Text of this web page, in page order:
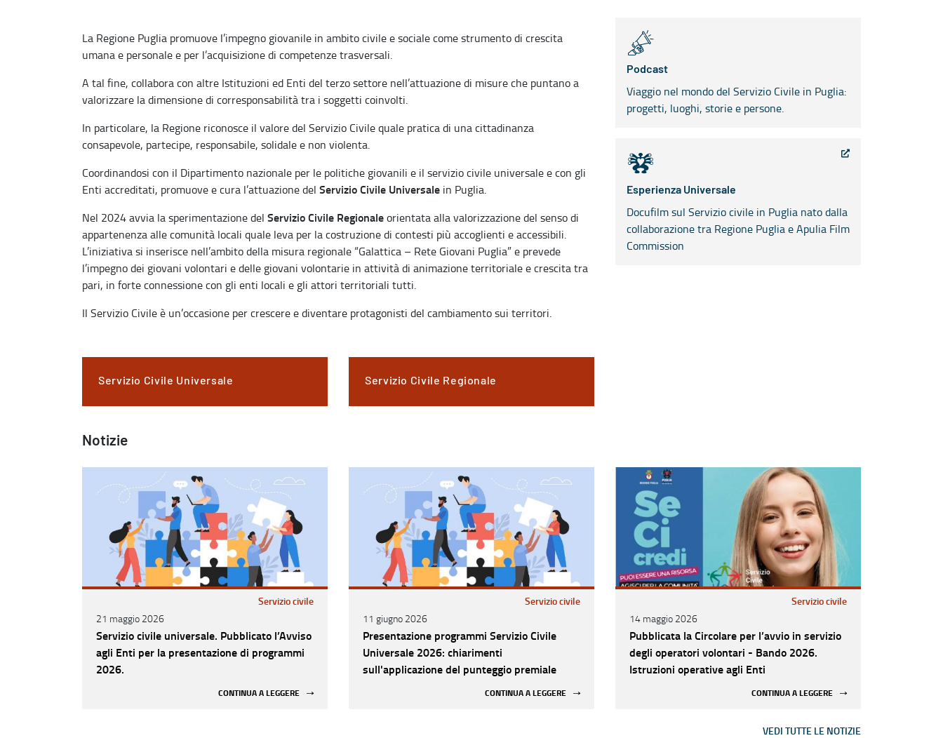
La Regione Puglia promuove l’impegno giovanile in ambito civile e sociale come strumento di crescita
umana e personale e per l’acquisizione di competenze trasversali.
A tal fine, collabora con altre Istituzioni ed Enti del terzo settore nell’attuazione di misure che puntano a
valorizzare la dimensione di corresponsabilità tra i soggetti coinvolti.
In particolare, la Regione riconosce il valore del Servizio Civile quale pratica di una cittadinanza
consapevole, partecipe, responsabile, solidale e non violenta.
Coordinandosi con il Dipartimento nazionale per le politiche giovanili e il servizio civile universale e con gli
Enti accreditati, promuove e cura l’attuazione del Servizio Civile Universale in Puglia.
Nel 2024 avvia la sperimentazione del Servizio Civile Regionaleorientata alla valorizzazione del senso di
appartenenza alle comunità locali quale leva per la costruzione di contesti più accoglienti e accessibili.
L’iniziativa si inserisce nell’ambito della misura regionale “Galattica – Rete Giovani Puglia” e prevede
l’impegno dei giovani volontari e delle giovani volontarie in attività di animazione territoriale e crescita tra
pari, in forte connessione con gli enti locali e gli attori territoriali tutti.
Il Servizio Civile è un’occasione per crescere e diventare protagonisti del cambiamento sui territori.
Podcast
Viaggio nel mondo del Servizio Civile in Puglia:
progetti, luoghi, storie e persone.
Esperienza Universale
Docufilm sul Servizio civile in Puglia nato dalla
collaborazione tra Regione Puglia e Apulia Film
Commission
Servizio Civile Universale Servizio Civile Regionale
Notizie
Servizio civile
21 maggio 2026
Servizio civile universale. Pubblicato l’Avviso
agli Enti per la presentazione di programmi
2026.
CONTINUA A LEGGERE
Servizio civile
11 giugno 2026
Presentazione programmi Servizio Civile
Universale 2026: chiarimenti
sull'applicazione del punteggio premiale
CONTINUA A LEGGERE
Servizio civile
14 maggio 2026
Pubblicata la Circolare per l’avvio in servizio
degli operatori volontari - Bando 2026.
Istruzioni operative agli Enti
CONTINUA A LEGGERE
VEDI TUTTE LE NOTIZIE